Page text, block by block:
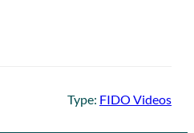
Type: FIDO Videos